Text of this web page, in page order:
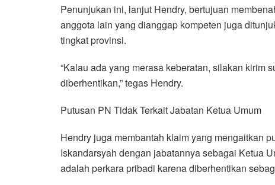
Penunjukan ini, lanjut Hendry, bertujuan
anggota lain yang dianggap kompeten juga
tingkat provinsi.
“Kalau ada yang merasa keberatan, silakan kirim
diberhentikan,” tegas Hendry.
Putusan PN Tidak Terkait Jabatan Ketua Umum
Hendry juga membantah klaim yang mengaitkan
Iskandarsyah dengan jabatannya sebagai Ketua
adalah perkara pribadi karena diberhentikan